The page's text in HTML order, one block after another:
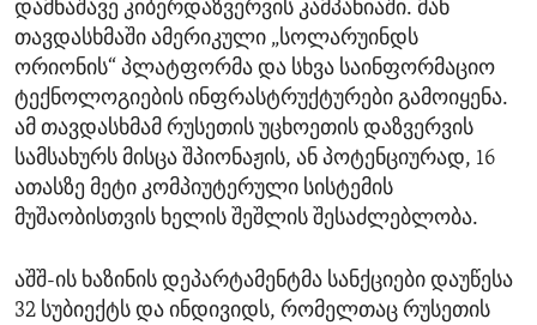
დამნაშავე კიბერდაზვერვის კამპანიაში. მან
თავდასხმაში ამერიკული „სოლარუინდს
ორიონის“ პლატფორმა და სხვა საინფორმაციო
ტექნოლოგიების ინფრასტრუქტურები გამოიყენა.
ამ თავდასხმამ რუსეთის უცხოეთის დაზვერვის
სამსახურს მისცა შპიონაჟის, ან პოტენციურად, 16
ათასზე მეტი კომპიუტერული სისტემის
მუშაობისთვის ხელის შეშლის შესაძლებლობა.
აშშ-ის ხაზინის დეპარტამენტმა სანქციები დაუწესა
32 სუბიექტს და ინდივიდს, რომელთაც რუსეთის